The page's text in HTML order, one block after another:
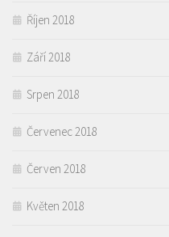
Říjen 2018
Září 2018
Srpen 2018
Červenec 2018
Červen 2018
Květen 2018